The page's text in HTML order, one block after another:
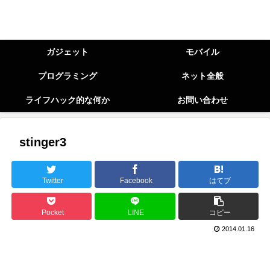
ガジェット モバイル
プログラミング ネット全般
ライフハック的な何か お問い合わせ
stinger3
Twitter Facebook はてブ
Pocket LINE コピー
2014.01.16